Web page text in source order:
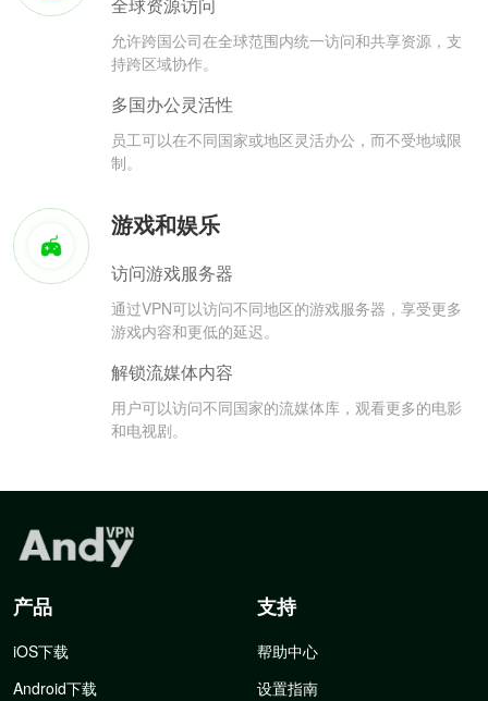
全球资源访问
允许跨国公司在全球范围内统一访问和共享资源，支
持跨区域协作。
多国办公灵活性
员工可以在不同国家或地区灵活办公，而不受地域限
制。
游戏和娱乐
访问游戏服务器
通过VPN可以访问不同地区的游戏服务器，享受更多
游戏内容和更低的延迟。
解锁流媒体内容
用户可以访问不同国家的流媒体库，观看更多的电影
和电视剧。
产品
iOS下载
Android下载
支持
帮助中心
设置指南